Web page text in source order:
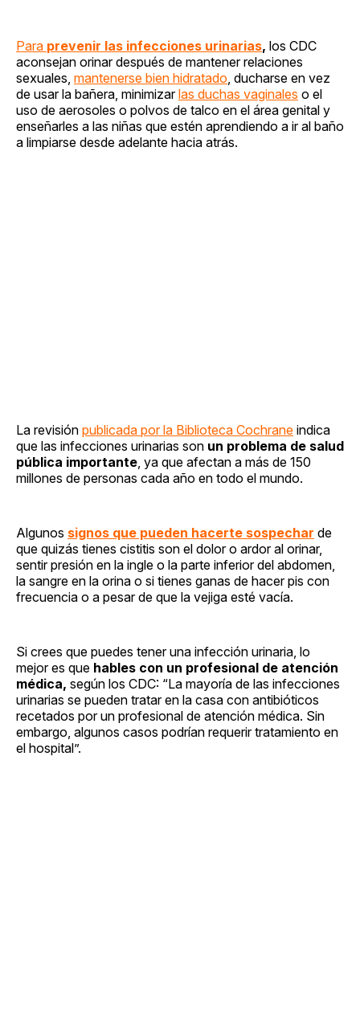
Para prevenir las infecciones urinarias, los CDC
aconsejan orinar después de mantener relaciones
sexuales, mantenerse bien hidratado , ducharse en vez
de usar la bañera, minimizarlas duchas vaginales o el
uso de aerosoles o polvos de talco en el área genital y
enseñarles a las niñas que estén aprendiendo a ir al baño
a limpiarse desde adelante hacia atrás.
La revisión publicada por la Biblioteca Cochrane indica
que las infecciones urinarias son un problema de salud
pública importante , ya que afectan a más de 150
millones de personas cada año en todo el mundo.
Algunos signos que pueden hacerte sospechar de
que quizás tienes cistitis son el dolor o ardor al orinar,
sentir presión en la ingle o la parte inferior del abdomen,
la sangre en la orina o si tienes ganas de hacer pis con
frecuencia o a pesar de que la vejiga esté vacía.
Si crees que puedes tener una infección urinaria, lo
mejor es que hables con un profesional de atención
médica, según los CDC: “La mayoría de las infecciones
urinarias se pueden tratar en la casa con antibióticos
recetados por un profesional de atención médica. Sin
embargo, algunos casos podrían requerir tratamiento en
el hospital”.